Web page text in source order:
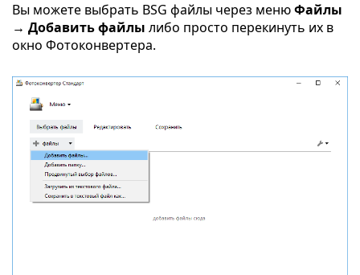
Вы можете выбрать BSG файлы через менюФайлы
→ Добавить файлы либо просто перекинуть их в
окно Фотоконвертера.